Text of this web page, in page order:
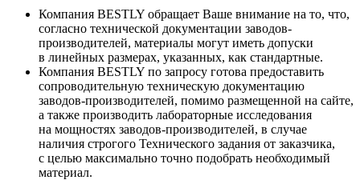
Компания BESTLY обращает Ваше внимание на то, что,
согласно технической документации заводов-
производителей, материалы могут иметь допуски
в линейных размерах, указанных, как стандартные.
Компания BESTLY по запросу готова предоставить
сопроводительную техническую документацию
заводов-производителей, помимо размещенной на сайте,
а также производить лабораторные исследования
на мощностях заводов-производителей, в случае
наличия строгого Технического задания от заказчика,
с целью максимально точно подобрать необходимый
материал.